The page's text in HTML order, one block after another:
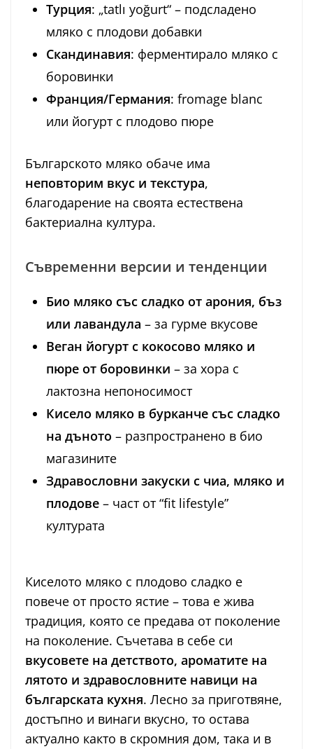
Турция: „tatlı yoğurt“ – подсладено
мляко с плодови добавки
Скандинавия: ферментирало мляко с
боровинки
Франция/Германия: fromage blanc
или йогурт с плодово пюре
Българското мляко обаче има
неповторим вкус и текстура,
благодарение на своята естествена
бактериална култура.
Съвременни версии и тенденции
Био мляко със сладко от арония, бъз
или лавандула – за гурме вкусове
Веган йогурт с кокосово мляко и
пюре от боровинки – за хора с
лактозна непоносимост
Кисело мляко в бурканче със сладко
на дъното – разпространено в био
магазините
Здравословни закуски с чиа, мляко и
плодове – част от “fit lifestyle”
културата
Киселото мляко с плодово сладко е
повече от просто ястие – това е жива
традиция, която се предава от поколение
на поколение. Съчетава в себе си
вкусовете на детството, ароматите на
лятото и здравословните навици на
българската кухня. Лесно за приготвяне,
достъпно и винаги вкусно, то остава
актуално както в скромния дом, така и в